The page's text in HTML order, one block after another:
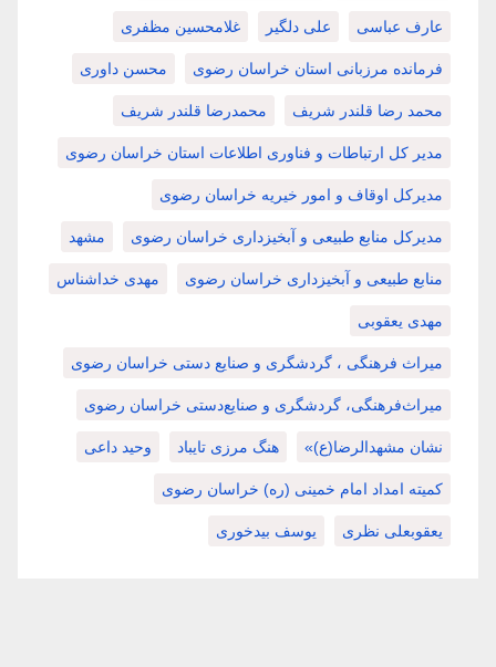
عارف عباسی علی دلگیر غلامحسین مظفری
فرمانده مرزبانی استان خراسان رضوی محسن داوری
محمد رضا قلندر شریف محمدرضا قلندر شریف
مدیر کل ارتباطات و فناوری اطلاعات استان خراسان رضوی
مدیرکل اوقاف و امور خیریه خراسان رضوی
مدیرکل منابع طبیعی و آبخیزداری خراسان رضوی مشهد
منابع طبیعی و آبخیزداری خراسان رضوی مهدی خداشناس
مهدی یعقوبی
میراث فرهنگی ، گردشگری و صنایع دستی خراسان رضوی
میراث‌فرهنگی، گردشگری و صنایع‌دستی خراسان رضوی
نشان مشهدالرضا(ع)» هنگ مرزی تایباد وحید داعی
کمیته امداد امام خمینی (ره) خراسان رضوی
یعقوبعلی نظری یوسف بیدخوری